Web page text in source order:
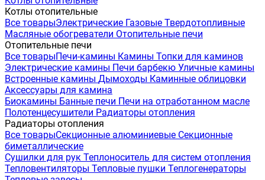
Котлы отопительные
Все товарыЭлектрические Газовые Твердотопливные
Масляные обогреватели Отопительные печи
Отопительные печи
Все товарыПечи-камины Камины Топки для каминов
Электрические камины Печи барбекю Уличные камины
Встроенные камины Дымоходы Каминные облицовки
Аксессуары для камина
Биокамины Банные печи Печи на отработанном масле
Полотенцесушители Радиаторы отопления
Радиаторы отопления
Все товарыСекционные алюминиевые Секционные
биметаллические
Сушилки для рук Теплоноситель для систем отопления
Тепловентиляторы Тепловые пушки Теплогенераторы